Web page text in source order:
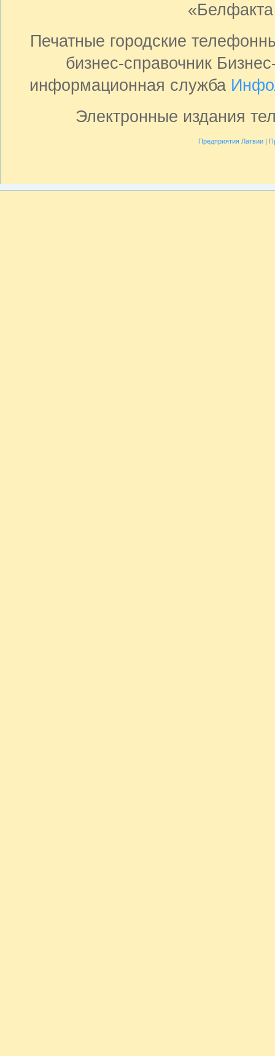
Печатные городские
бизнес-справочник
информационная служба
Электронные издания
Предприятия Латвии|